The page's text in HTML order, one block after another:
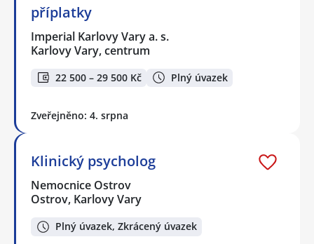
příplatky
Imperial Karlovy Vary a. s.
Karlovy Vary, centrum
22 500 – 29 500 Kč Plný úvazek
Zveřejněno: 4. srpna
Klinický psycholog
Nemocnice Ostrov
Ostrov, Karlovy Vary
Plný úvazek, Zkrácený úvazek